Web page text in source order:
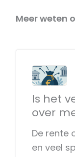
Meer weten
Is het
over
De rente
en veel